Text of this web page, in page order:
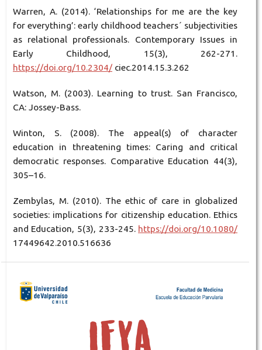
Warren, A. (2014). ‘Relationships for me are the key
for everything’: early childhood teachers´ subjectivities
as relational professionals. Contemporary Issues in
Early Childhood, 15(3), 262-271.
https://doi.org/10.2304/ciec.2014.15.3.262
Watson, M. (2003). Learning to trust. San Francisco,
CA: Jossey-Bass.
Winton, S. (2008). The appeal(s) of character
education in threatening times: Caring and critical
democratic responses. Comparative Education 44(3),
305–16.
Zembylas, M. (2010). The ethic of care in globalized
societies: implications for citizenship education. Ethics
and Education, 5(3), 233-245. https://doi.org/10.1080/
17449642.2010.516636